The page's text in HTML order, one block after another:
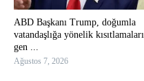
ABD Başkanı Trump, doğumla
vatandaşlığa yönelik kısıtlamaları
gen ...
Ağustos 7, 2026